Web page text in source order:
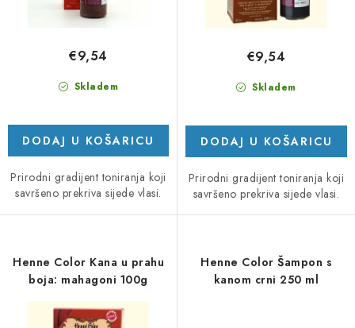
Skladem
€9,54
DODAJ U KOŠARICU
Prirodni gradijent toniranja koji
savršeno prekriva sijede vlasi.
Skladem
€9,54
DODAJ U KOŠARICU
Prirodni gradijent toniranja koji
savršeno prekriva sijede vlasi.
Henne Color Kana u prahu
boja: mahagoni 100g
Henne Color Šampon s
kanom crni 250 ml